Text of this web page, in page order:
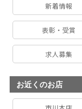
新着情報
表彰・受賞
求人募集
お近くのお店